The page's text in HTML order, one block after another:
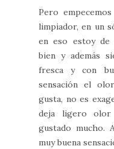
Pero
limpiador, en un
en eso estoy de
bien y además
fresca y con
sensación el
gusta, no es
deja ligero olor
gustado mucho.
muy buena